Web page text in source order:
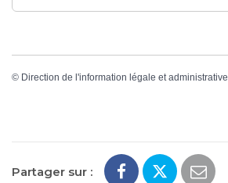
© Direction de l'information légale et administrative
Partager sur :